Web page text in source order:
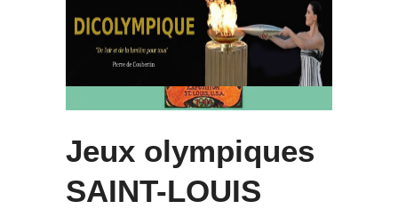
Jeux olympiques
SAINT-LOUIS